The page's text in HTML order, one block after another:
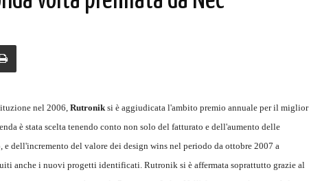
nel 2006, Rutronik si è aggiudicata l'ambito premio annuale per il miglior
è stata scelta tenendo conto non solo del fatturato e dell'aumento delle
dell'incremento del valore dei design wins nel periodo da ottobre 2007 a
anche i nuovi progetti identificati. Rutronik si è affermata soprattutto grazie al